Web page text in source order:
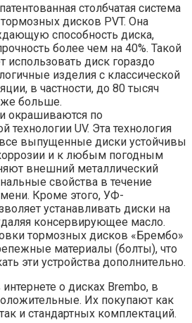
столбчатая система
дисков PVT. Она
способность диска,
более чем на 40%. Такой
использовать диск гораздо
изделия с классической
в частности, до 80 тысяч
больше.
окрашиваются по
технологии UV. Эта технология
все выпущенные диски устойчивы
и к любым погодным
внешний металлический
свойства в течение
Кроме этого, УФ-
устанавливать диски на
консервирующее масло.
тормозных дисков «Брембо»
материалы (болты), что
эти устройства дополнительно.
о дисках Brembo, в
Их покупают как
и стандартных комплектаций.